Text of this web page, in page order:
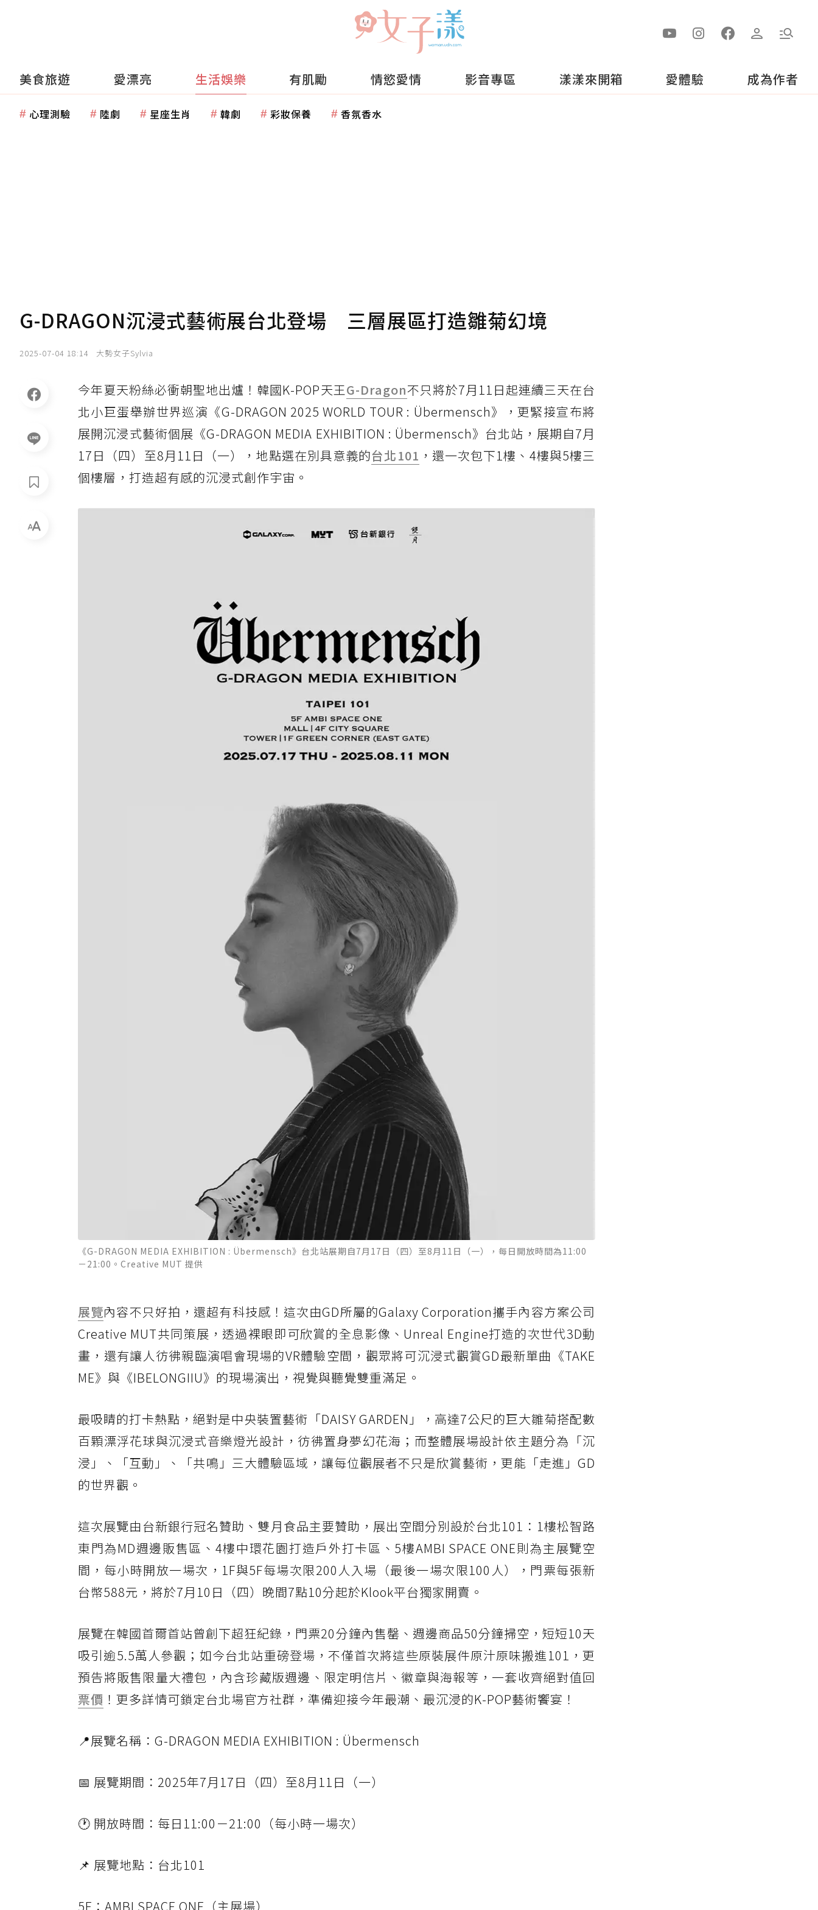
美食旅遊 愛漂亮 生活娛樂 有肌勵 情慾愛情 影音專區 漾漾來開箱 愛體驗 成為作者
心理測驗 陸劇 星座生肖 韓劇 彩妝保養 香氛香水
G-DRAGON沉浸式藝術展台北登場 三層展區打造雛菊幻境
2025-07-04 18:14 大勢女子Sylvia
今年夏天粉絲必衝朝聖地出爐！韓國K-POP天王G-Dragon不只將於7月11日起連續三天在台
北小巨蛋舉辦世界巡演《G-DRAGON 2025 WORLD TOUR : Übermensch》，更緊接宣布將
展開沉浸式藝術個展《G-DRAGON MEDIA EXHIBITION : Übermensch》台北站，展期自7月
17日（四）至8月11日（一），地點選在別具意義的台北101 ，還一次包下1樓、4樓與5樓三
個樓層，打造超有感的沉浸式創作宇宙。
《G-DRAGON MEDIA EXHIBITION : Übermensch》台北站展期自7月17日（四）至8月11日（一），每日開放時間為11:00
－21:00。Creative MUT 提供
展覽內容不只好拍，還超有科技感！這次由GD所屬的Galaxy Corporation攜手內容方案公司
Creative MUT共同策展，透過裸眼即可欣賞的全息影像、Unreal Engine打造的次世代3D動
畫，還有讓人彷彿親臨演唱會現場的VR體驗空間，觀眾將可沉浸式觀賞GD最新單曲《TAKE
ME》與《IBELONGIIU》的現場演出，視覺與聽覺雙重滿足。
最吸睛的打卡熱點，絕對是中央裝置藝術「DAISY GARDEN」，高達7公尺的巨大雛菊搭配數
百顆漂浮花球與沉浸式音樂燈光設計，彷彿置身夢幻花海；而整體展場設計依主題分為「沉
浸」、「互動」、「共鳴」三大體驗區域，讓每位觀展者不只是欣賞藝術，更能「走進」GD
的世界觀。
這次展覽由台新銀行冠名贊助、雙月食品主要贊助，展出空間分別設於台北101：1樓松智路
東門為MD週邊販售區、4樓中環花園打造戶外打卡區、5樓AMBI SPACE ONE則為主展覽空
間，每小時開放一場次，1F與5F每場次限200人入場（最後一場次限100人），門票每張新
台幣588元，將於7月10日（四）晚間7點10分起於Klook平台獨家開賣。
展覽在韓國首爾首站曾創下超狂紀錄，門票20分鐘內售罄、週邊商品50分鐘掃空，短短10天
吸引逾5.5萬人參觀；如今台北站重磅登場，不僅首次將這些原裝展件原汁原味搬進101，更
預告將販售限量大禮包，內含珍藏版週邊、限定明信片、徽章與海報等，一套收齊絕對值回
票價 ！更多詳情可鎖定台北場官方社群，準備迎接今年最潮、最沉浸的K-POP藝術饗宴！
📍展覽名稱：G-DRAGON MEDIA EXHIBITION : Übermensch
📅 展覽期間：2025年7月17日（四）至8月11日（一）
🕐 開放時間：每日11:00－21:00（每小時一場次）
📌 展覽地點：台北101
5F：AMBI SPACE ONE（主展場）